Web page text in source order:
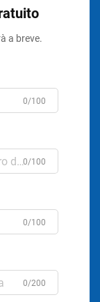
a breve.
0/100
0/100
0/100
0/200